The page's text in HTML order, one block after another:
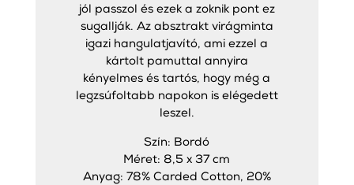
jól passzol és ezek a zoknik pont ez
sugallják. Az absztrakt virágminta
igazi hangulatjavító, ami ezzel a
kártolt pamuttal annyira
kényelmes és tartós, hogy még a
legzsúfoltabb napokon is elégedett
leszel.
Szín: Bordó
Méret: 8,5 x 37 cm
Anyag: 78% Carded Cotton, 20%